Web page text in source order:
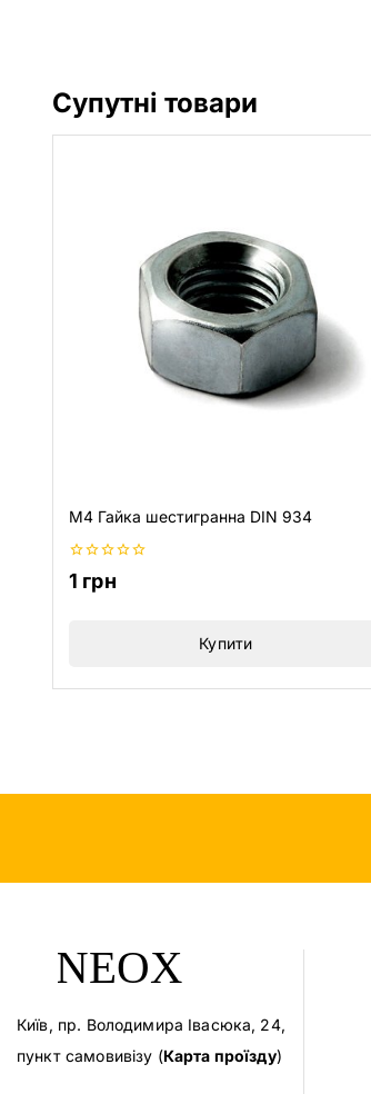
Супутні товари
M4 Гайка шестигранна DIN 934
0
з
1 грн
Купити
Київ, пр. Володимира Івасюка, 24,
пункт самовивізу (Карта проїзду)